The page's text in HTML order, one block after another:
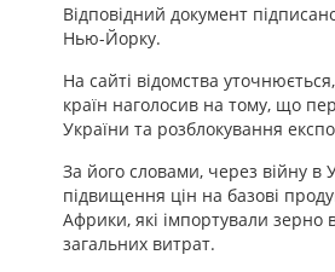
Відповідний документ
Нью-Йорку.
На сайті відомства
країн наголосив на тому, що
України та розблокування
За його словами, через війну в
підвищення цін на базові
Африки, які імпортували зерно
загальних витрат.